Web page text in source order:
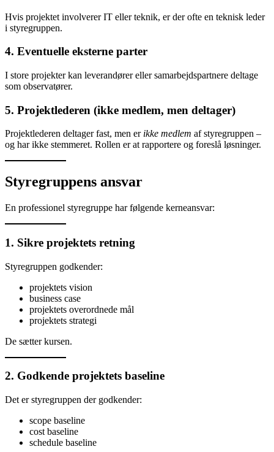
Hvis projektet involverer IT eller teknik, er der ofte en teknisk leder
i styregruppen.
4. Eventuelle eksterne parter
I store projekter kan leverandører eller samarbejdspartnere deltage
som observatører.
5. Projektlederen (ikke medlem, men deltager)
Projektlederen deltager fast, men er ikke medlem af styregruppen –
og har ikke stemmeret. Rollen er at rapportere og foreslå løsninger.
Styregruppens ansvar
En professionel styregruppe har følgende kerneansvar:
1. Sikre projektets retning
Styregruppen godkender:
projektets vision
business case
projektets overordnede mål
projektets strategi
De sætter kursen.
2. Godkende projektets baseline
Det er styregruppen der godkender:
scope baseline
cost baseline
schedule baseline